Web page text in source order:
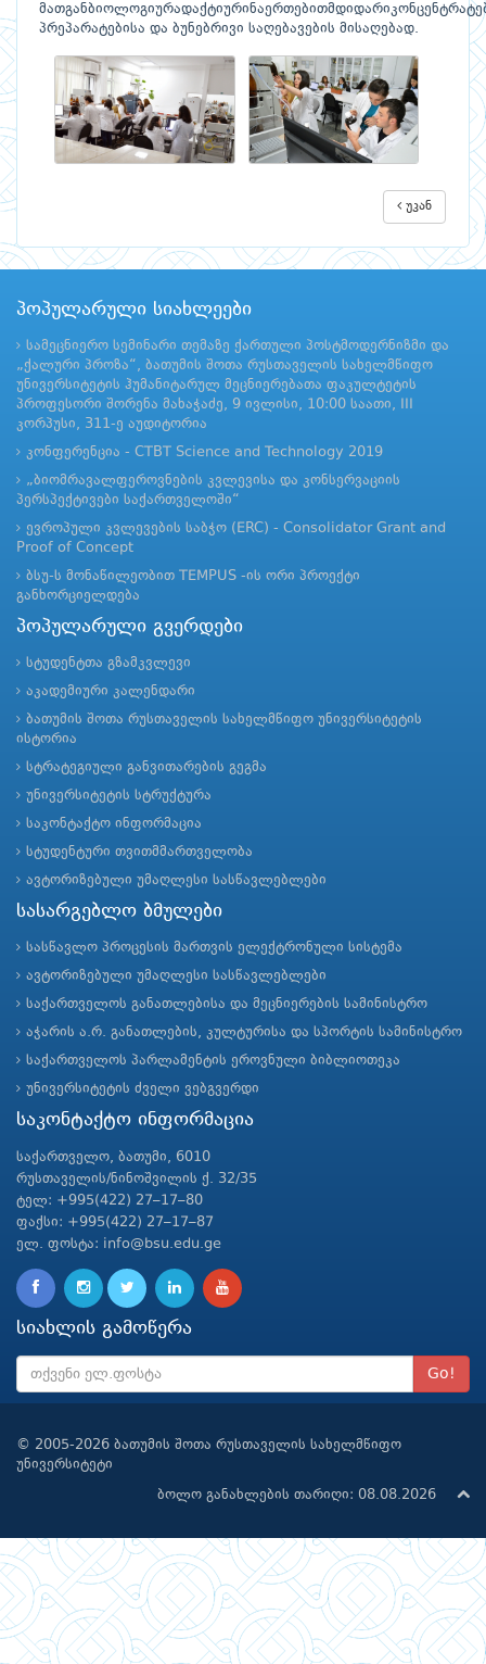
პრეპარატებისა და ბუნებრივი საღებავების მისაღებად.
უკან
პოპულარული სიახლეები
სამეცნიერო სემინარი თემაზე ქართული პოსტმოდერნიზმი და
„ქალური პროზა“, ბათუმის შოთა რუსთაველის სახელმწიფო
უნივერსიტეტის ჰუმანიტარულ მეცნიერებათა ფაკულტეტის
პროფესორი შორენა მახაჭაძე, 9 ივლისი, 10:00 საათი, III
კორპუსი, 311-ე აუდიტორია
კონფერენცია - CTBT Science and Technology 2019
„ბიომრავალფეროვნების კვლევისა და კონსერვაციის
პერსპექტივები საქართველოში“
ევროპული კვლევების საბჭო (ERC) - Consolidator Grant and
Proof of Concept
ბსუ-ს მონაწილეობით TEMPUS -ის ორი პროექტი
განხორციელდება
პოპულარული გვერდები
სტუდენტთა გზამკვლევი
აკადემიური კალენდარი
ბათუმის შოთა რუსთაველის სახელმწიფო უნივერსიტეტის
ისტორია
სტრატეგიული განვითარების გეგმა
უნივერსიტეტის სტრუქტურა
საკონტაქტო ინფორმაცია
სტუდენტური თვითმმართველობა
ავტორიზებული უმაღლესი სასწავლებლები
სასარგებლო ბმულები
სასწავლო პროცესის მართვის ელექტრონული სისტემა
ავტორიზებული უმაღლესი სასწავლებლები
საქართველოს განათლებისა და მეცნიერების სამინისტრო
აჭარის ა.რ. განათლების, კულტურისა და სპორტის სამინისტრო
საქართველოს პარლამენტის ეროვნული ბიბლიოთეკა
უნივერსიტეტის ძველი ვებგვერდი
საკონტაქტო ინფორმაცია
საქართველო, ბათუმი, 6010
რუსთაველის/ნინოშვილის ქ. 32/35
ტელ: +995(422) 27–17–80
ფაქსი: +995(422) 27–17–87
ელ. ფოსტა: info@bsu.edu.ge
სიახლის გამოწერა
Go!
© 2005-2026 ბათუმის შოთა რუსთაველის სახელმწიფო
უნივერსიტეტი
ბოლო განახლების თარიღი: 08.08.2026